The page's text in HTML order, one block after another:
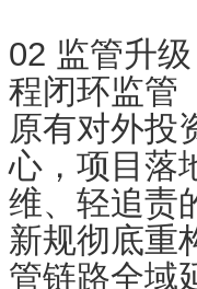
02 监管升
程闭环监管
原有对外投
心，项目落
维、轻追责
新规彻底重
管链路全域